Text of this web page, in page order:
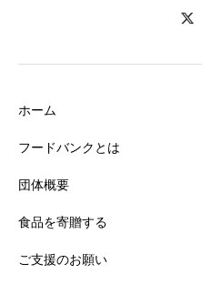
ホーム
フードバンクとは
団体概要
食品を寄贈する
ご支援のお願い